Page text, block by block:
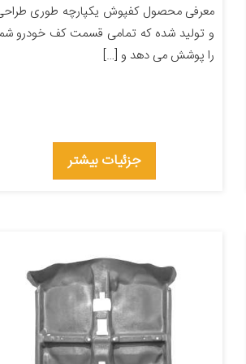
معرفی محصول کفپوش یکپارچه طوری
و تولید شده که تمامی قسمت کف خودرو
را پوشش می دهد و […]
جزئیات بیشتر